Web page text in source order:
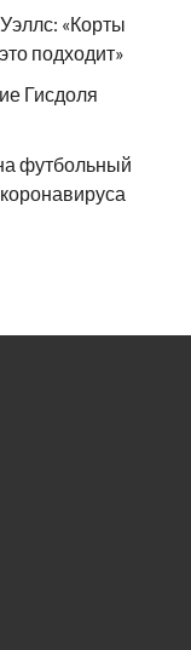
«Корты
подходит»
Гисдоля
футбольный